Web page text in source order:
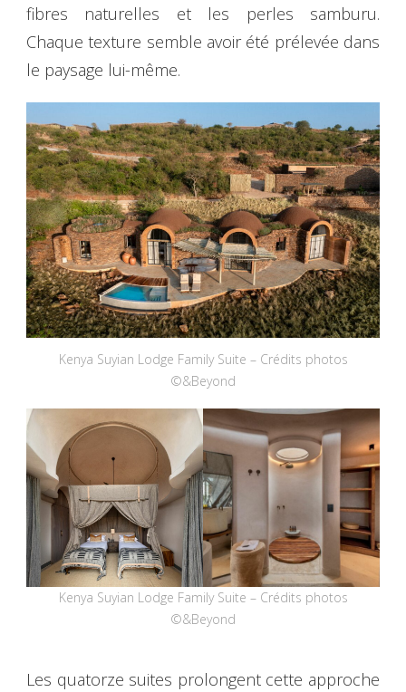
fibres naturelles et les perles samburu.
Chaque texture semble avoir été prélevée dans
le paysage lui-même.
Kenya Suyian Lodge Family Suite – Crédits photos
©&Beyond
Kenya Suyian Lodge Family Suite – Crédits photos
©&Beyond
Les quatorze suites prolongent cette approche